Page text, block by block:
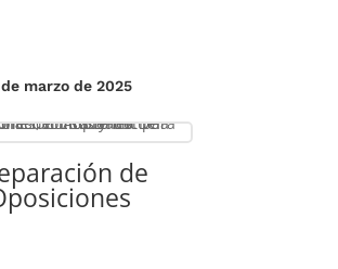
marzo de 2025
de